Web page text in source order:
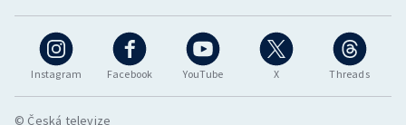
Instagram Facebook YouTube X Threads
© Česká televize